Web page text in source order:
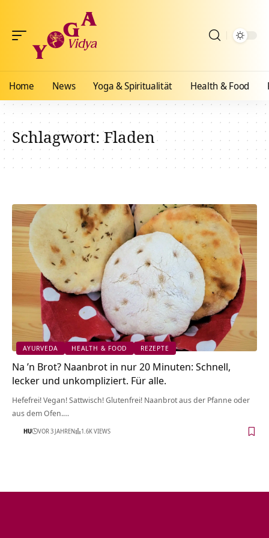
Home News Yoga & Spiritualität Health & Food
Schlagwort:Fladen
AYURVEDA HEALTH & FOOD REZEPTE
Na ’n Brot? Naanbrot in nur 20 Minuten: Schnell,
lecker und unkompliziert. Für alle.
Hefefrei! Vegan! Sattwisch! Glutenfrei! Naanbrot aus der Pfanne oder
aus dem Ofen.…
HU VOR 3 JAHREN 1.6K VIEWS